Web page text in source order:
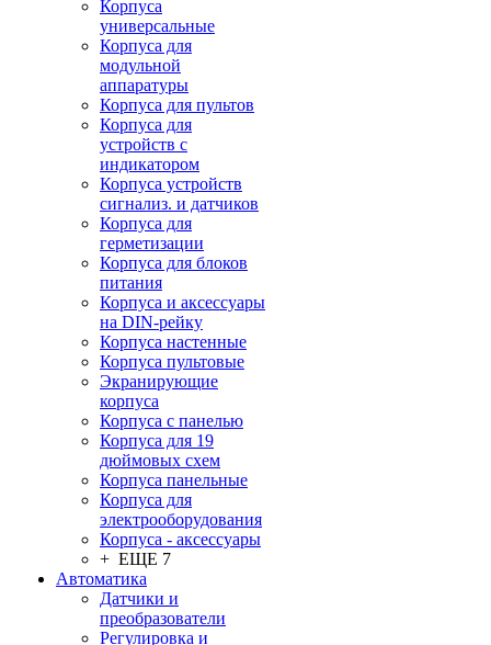
Корпуса
универсальные
Корпуса для
модульной
аппаратуры
Корпуса для пультов
Корпуса для
устройств с
индикатором
Корпуса устройств
сигнализ. и датчиков
Корпуса для
герметизации
Корпуса для блоков
питания
Корпуса и аксессуары
на DIN-рейку
Корпуса настенные
Корпуса пультовые
Экранирующие
корпуса
Корпуса с панелью
Корпуса для 19
дюймовых схем
Корпуса панельные
Корпуса для
электрооборудования
Корпуса - аксессуары
+ ЕЩЕ 7
Автоматика
Датчики и
преобразователи
Регулировка и